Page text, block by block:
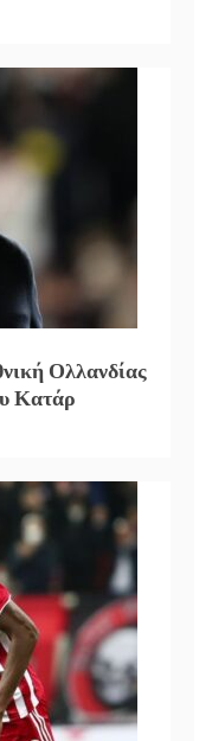
Ολλανδίας
Κατάρ